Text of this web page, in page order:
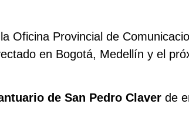
Oficina Provincial de
en Bogotá, Medellín y el
de San Pedro Claver de